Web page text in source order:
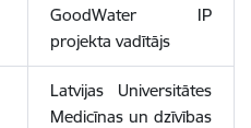
GoodWater IP
projekta vadītājs
Latvijas Universitātes
Medicīnas un dzīvības